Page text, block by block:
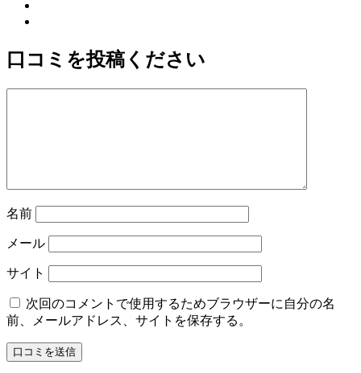
口コミを投稿ください
名前
メール
サイト
次回のコメントで使用するためブラウザーに自分の名
前、メールアドレス、サイトを保存する。